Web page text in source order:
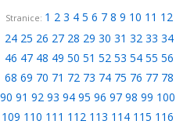
Stranice: 1 2 3 4 5 6 7 8 9 10 11 12
24 25 26 27 28 29 30 31 32 33 34
46 47 48 49 50 51 52 53 54 55 56
68 69 70 71 72 73 74 75 76 77 78
90 91 92 93 94 95 96 97 98 99 100
109 110 111 112 113 114 115 116